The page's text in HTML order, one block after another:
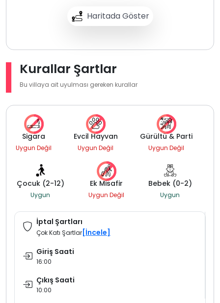
Haritada Göster
Kurallar Şartlar
Bu villaya ait uyulması gereken kurallar
Sigara
Uygun Değil
Evcil Hayvan
Uygun Değil
Gürültü & Parti
Uygun Değil
Çocuk (2-12)
Uygun
Ek Misafir
Uygun Değil
Bebek (0-2)
Uygun
İptal Şartları
Çok Katı Şartlar [İncele]
Giriş Saati
16:00
Çıkış Saati
10:00